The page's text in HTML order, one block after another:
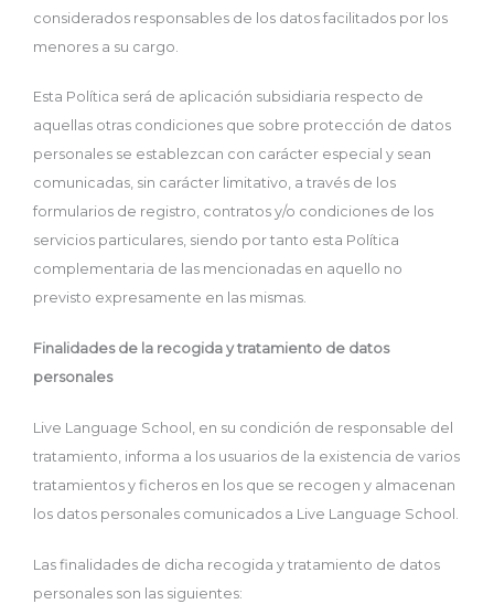
considerados responsables de los datos facilitados por los
menores a su cargo.
Esta Política será de aplicación subsidiaria respecto de
aquellas otras condiciones que sobre protección de datos
personales se establezcan con carácter especial y sean
comunicadas, sin carácter limitativo, a través de los
formularios de registro, contratos y/o condiciones de los
servicios particulares, siendo por tanto esta Política
complementaria de las mencionadas en aquello no
previsto expresamente en las mismas.
Finalidades de la recogida y tratamiento de datos
personales
Live Language School, en su condición de responsable del
tratamiento, informa a los usuarios de la existencia de varios
tratamientos y ficheros en los que se recogen y almacenan
los datos personales comunicados a Live Language School.
Las finalidades de dicha recogida y tratamiento de datos
personales son las siguientes: